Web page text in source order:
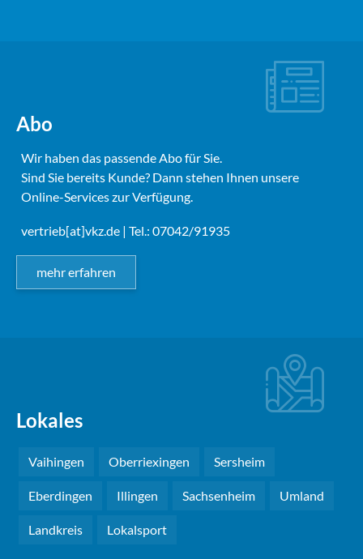
Abo
Wir haben das passende Abo für Sie.
Sind Sie bereits Kunde? Dann stehen Ihnen unsere
Online-Services zur Verfügung.
vertrieb[at]vkz.de | Tel.: 07042/91935
mehr erfahren
Lokales
Vaihingen Oberriexingen Sersheim
Eberdingen Illingen Sachsenheim Umland
Landkreis Lokalsport